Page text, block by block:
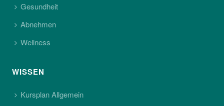
Gesundheit
Abnehmen
Wellness
WISSEN
Kursplan Allgemein